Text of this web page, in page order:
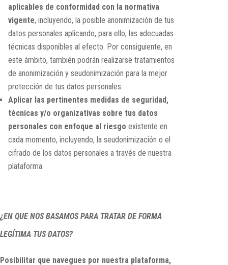
aplicables de conformidad con la normativa
vigente, incluyendo, la posible anonimización de tus
datos personales aplicando, para ello, las adecuadas
técnicas disponibles al efecto. Por consiguiente, en
este ámbito, también podrán realizarse tratamientos
de anonimización y seudonimización para la mejor
protección de tus datos personales.
Aplicar las pertinentes medidas de seguridad,
técnicas y/o organizativas sobre tus datos
personales con enfoque al riesgo existente en
cada momento, incluyendo, la seudonimización o el
cifrado de los datos personales a través de nuestra
plataforma.
¿EN QUE NOS BASAMOS PARA TRATAR DE FORMA
LEGÍTIMA TUS DATOS?
Posibilitar que navegues por nuestra plataforma,